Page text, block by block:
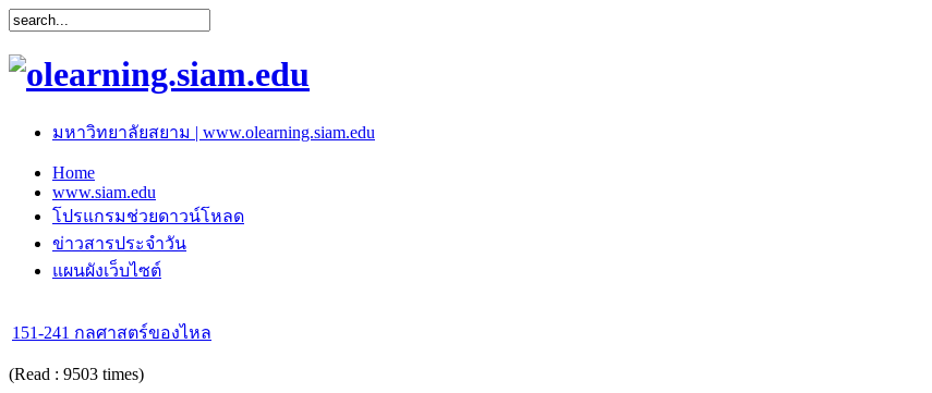
มหาวิทยาลัยสยาม | www.olearning.siam.edu
Home
www.siam.edu
โปรแกรมช่วยดาวน์โหลด
ข่าวสารประจำวัน
แผนผังเว็บไซต์
151-241 กลศาสตร์ของไหล
(Read : 9503 times)